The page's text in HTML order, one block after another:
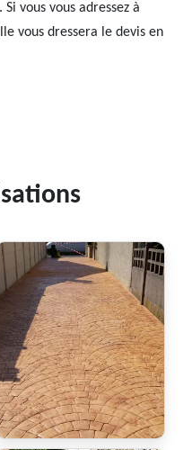
vous vous adressez à
vous dressera le devis en